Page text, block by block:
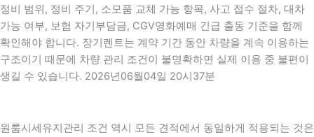
정비 범위, 정비 주기, 소모품 교체 가능 항목, 사고 접수 절차, 대차
가능 여부, 보험 자기부담금, CGV영화예매 긴급 출동 기준을 함께
확인해야 합니다. 장기렌트는 계약 기간 동안 차량을 계속 이용하는
구조이기 때문에 차량 관리 조건이 불명확하면 실제 이용 중 불편이
생길 수 있습니다. 2026년06월04일 20시37분
원룸시세유지관리 조건 역시 모든 견적에서 동일하게 적용되는 것은